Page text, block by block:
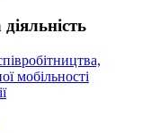
мобільності